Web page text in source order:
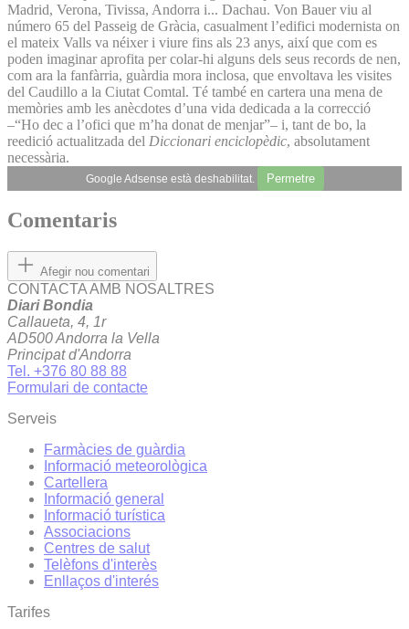
Madrid, Verona, Tivissa, Andorra i... Dachau. Von Bauer viu al
número 65 del Passeig de Gràcia, casualment l’edifici modernista on
el mateix Valls va néixer i viure fins als 23 anys, així que com es
poden imaginar aprofita per colar-hi alguns dels seus records de nen,
com ara la fanfàrria, guàrdia mora inclosa, que envoltava les visites
del Caudillo a la Ciutat Comtal. Té també en cartera una mena de
memòries amb les anècdotes d’una vida dedicada a la correcció
–“Ho dec a l’ofici que m’ha donat de menjar”– i, tant de bo, la
reedició actualitzada del Diccionari enciclopèdic, absolutament
necessària.
Google Adsense està deshabilitat. Permetre
Comentaris
Afegir nou comentari
CONTACTA AMB NOSALTRES
Diari Bondia
Callaueta, 4, 1r
AD500 Andorra la Vella
Principat d'Andorra
Tel. +376 80 88 88
Formulari de contacte
Serveis
Farmàcies de guàrdia
Informació meteorològica
Cartellera
Informació general
Informació turística
Associacions
Centres de salut
Telèfons d'interès
Enllaços d'interés
Tarifes